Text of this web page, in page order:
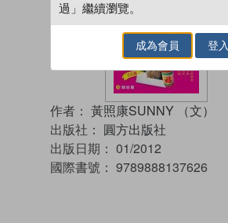
作者： 黃照康SUNNY （文）
出版社： 圓方出版社
出版日期： 01/2012
國際書號： 9789888137626
過」繼續瀏覽。
成為會員 登入